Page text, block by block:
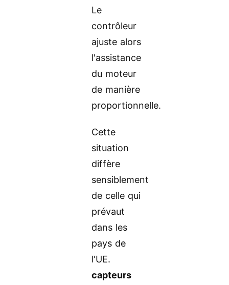
Le
contrôleur
ajuste alors
l'assistance
du moteur
de manière
proportionnelle.
Cette
situation
diffère
sensiblement
de celle qui
prévaut
dans les
pays de
l'UE.
capteurs